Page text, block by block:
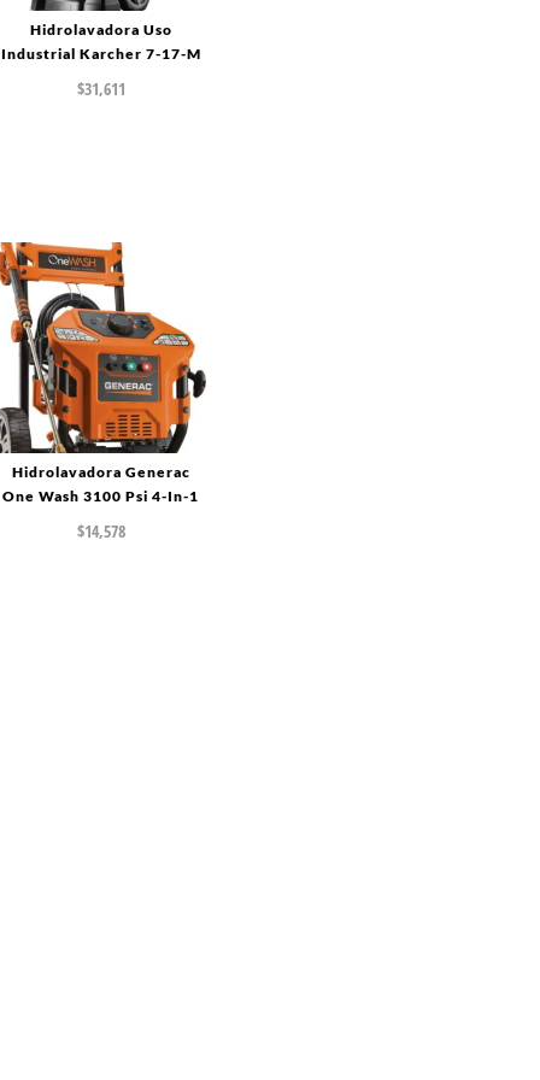
Hidrolavadora Uso
Industrial Karcher 7-17-M
$31,611
Hidrolavadora Generac
One Wash 3100 Psi 4-In-1
$14,578